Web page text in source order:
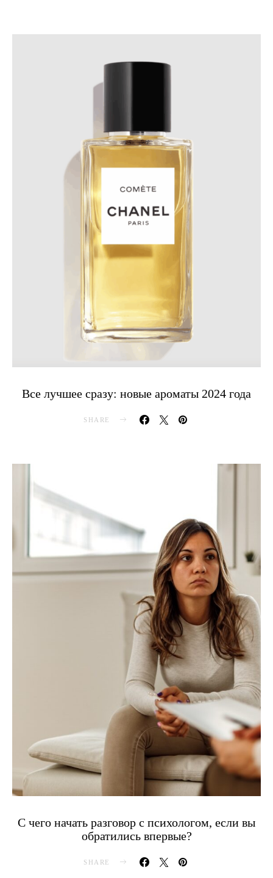
Все лучшее сразу: новые ароматы 2024 года
SHARE
C чего начать разговор с психологом, если вы
обратились впервые?
SHARE